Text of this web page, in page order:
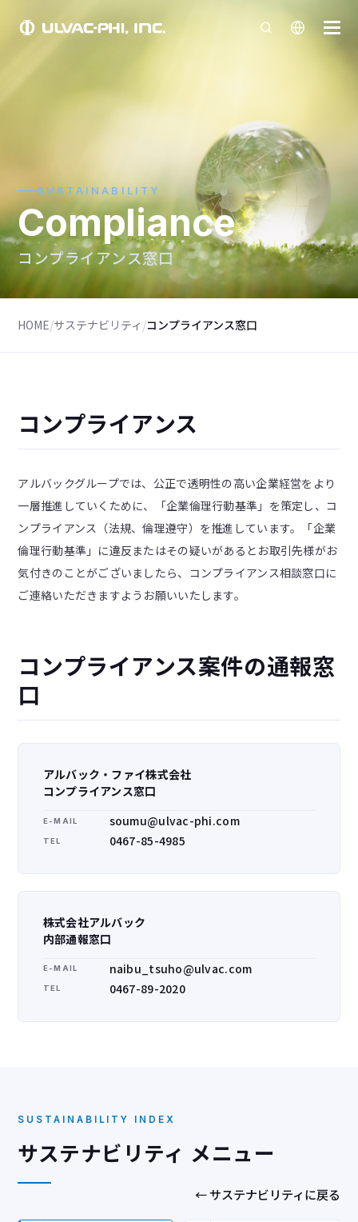
SUSTAINABILITY
Compliance
コンプライアンス窓口
HOME/サステナビリティ /コンプライアンス窓口
コンプライアンス
アルバックグループでは、公正で透明性の高い企業経営をより
一層推進していくために、「企業倫理行動基準」を策定し、コ
ンプライアンス（法規、倫理遵守）を推進しています。「企業
倫理行動基準」に違反またはその疑いがあるとお取引先様がお
気付きのことがございましたら、コンプライアンス相談窓口に
ご連絡いただきますようお願いいたします。
コンプライアンス案件の通報窓
口
アルバック・ファイ株式会社
コンプライアンス窓口
E-MAIL soumu@ulvac-phi.com
TEL 0467-85-4985
株式会社アルバック
内部通報窓口
E-MAIL naibu_tsuho@ulvac.com
TEL 0467-89-2020
SUSTAINABILITY INDEX
サステナビリティ メニュー
← サステナビリティに戻る